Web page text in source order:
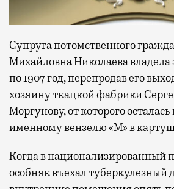
Супруга потомственного
Михайловна Николаева владела
по 1907 год, перепродав его
хозяину ткацкой фабрики
Моргунову, от которого
именному вензелю «М» в
Когда в национализированный
особняк въехал туберкулезный